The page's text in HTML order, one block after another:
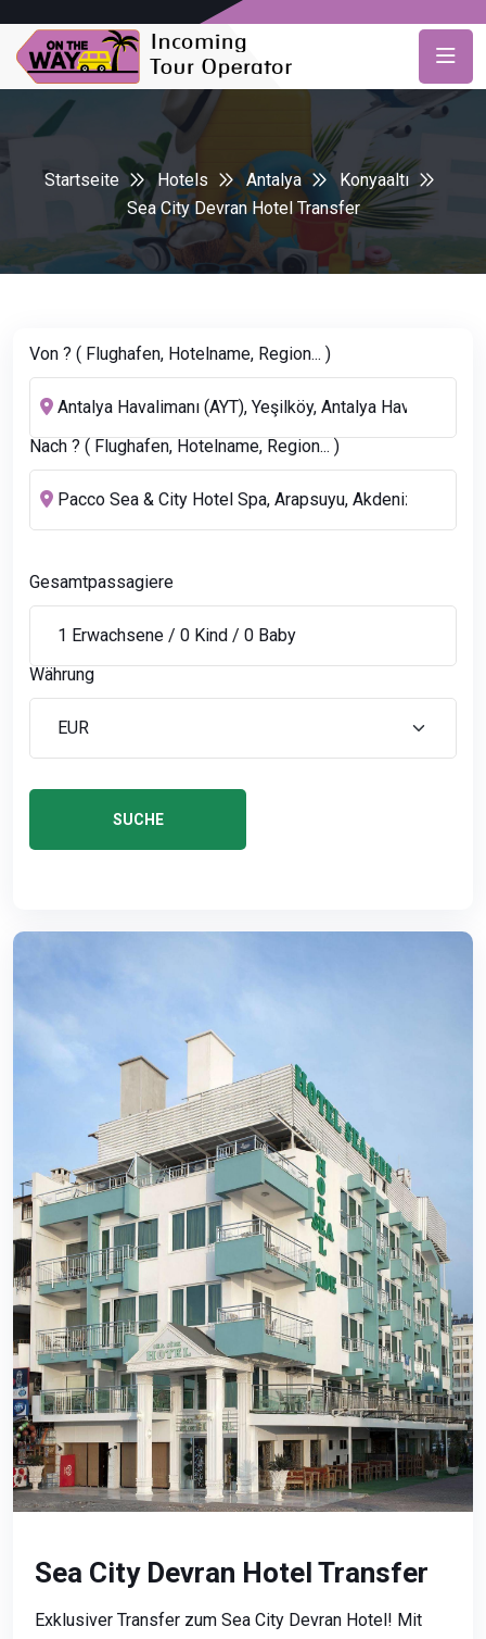
Startseite Hotels Antalya
Konyaaltı
Sea City Devran Hotel Transfer
Von ? ( Flughafen, Hotelname, Region... )
Nach ? ( Flughafen, Hotelname, Region... )
Gesamtpassagiere
Währung
SUCHE
Sea City Devran Hotel Transfer
Exklusiver Transfer zum Sea City Devran Hotel! Mit